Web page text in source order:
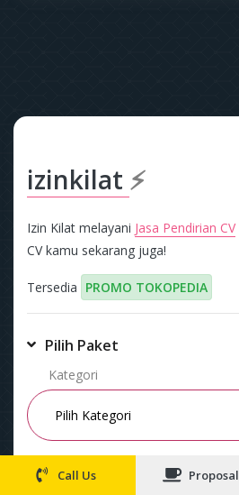
izinkilat ⚡
Izin Kilat melayani Jasa Pendirian CV
CV kamu sekarang juga!
Tersedia PROMO TOKOPEDIA
Pilih Paket
Kategori
Paket
Call Us Proposal